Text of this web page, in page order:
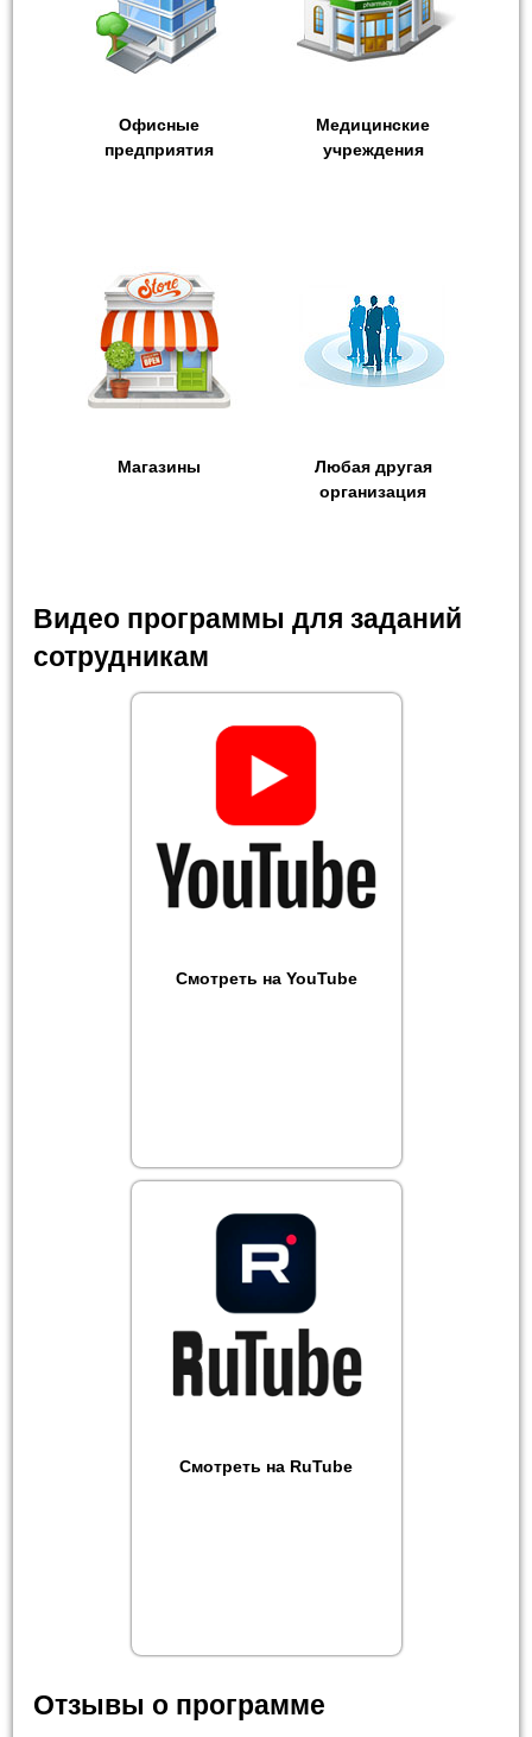
Офисные
предприятия
Медицинские
учреждения
Магазины
Любая другая
организация
Видео программы для заданий
сотрудникам
Смотреть на YouTube
Смотреть на RuTube
Отзывы о программе